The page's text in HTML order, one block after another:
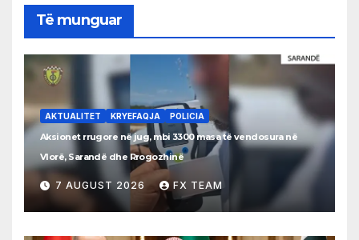
Të munguar
AKTUALITET KRYEFAQJA POLICIA
Aksionet rrugore në jug, mbi 3300 masa të vendosura në
Vlorë, Sarandë dhe Rrogozhinë
7 AUGUST 2026 FX TEAM